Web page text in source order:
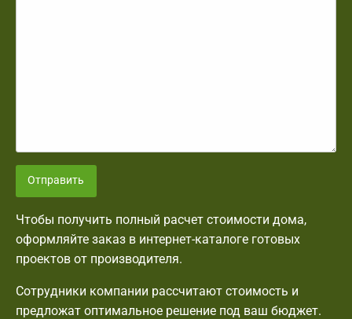
Отправить
Чтобы получить полный расчет стоимости дома,
оформляйте заказ в интернет-каталоге готовых
проектов от производителя.
Сотрудники компании рассчитают стоимость и
предложат оптимальное решение под ваш бюджет.